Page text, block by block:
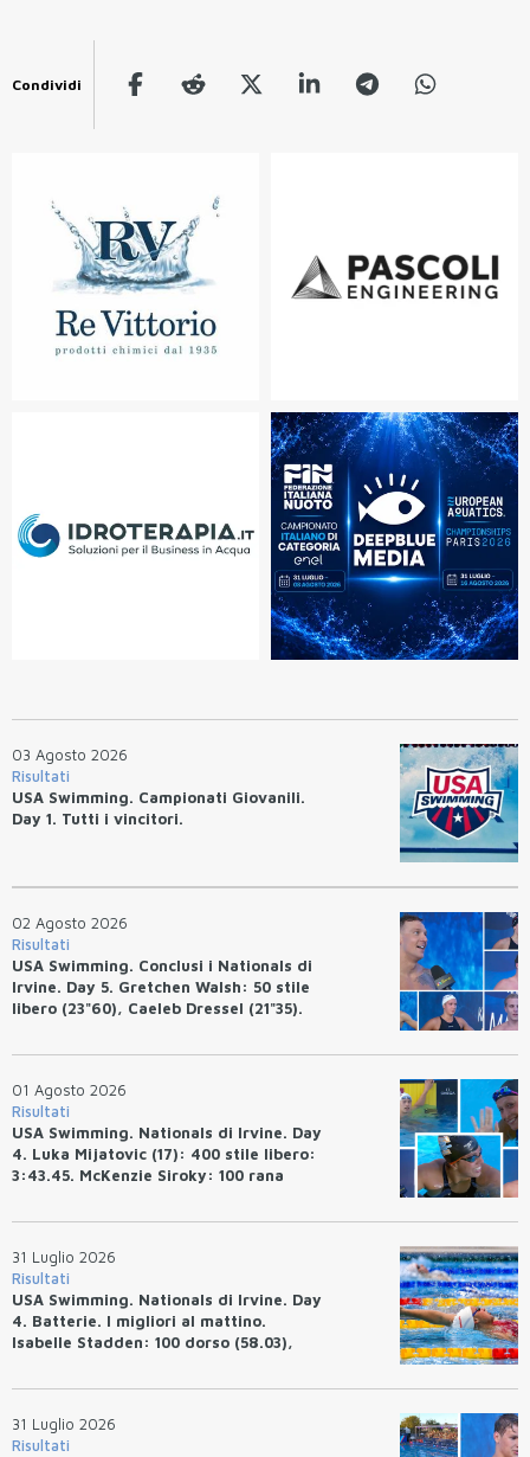
Condividi
03 Agosto 2026
Risultati
USA Swimming. Campionati Giovanili.
Day 1. Tutti i vincitori.
02 Agosto 2026
Risultati
USA Swimming. Conclusi i Nationals di
Irvine. Day 5. Gretchen Walsh: 50 stile
libero (23"60), Caeleb Dressel (21"35).
01 Agosto 2026
Risultati
USA Swimming. Nationals di Irvine. Day
4. Luka Mijatovic (17): 400 stile libero:
3:43.45. McKenzie Siroky: 100 rana
Avakov: 100 rana (58.87).
31 Luglio 2026
Risultati
USA Swimming. Nationals di Irvine. Day
4. Batterie. I migliori al mattino.
Isabelle Stadden: 100 dorso (58.03),
tempo.
31 Luglio 2026
Risultati